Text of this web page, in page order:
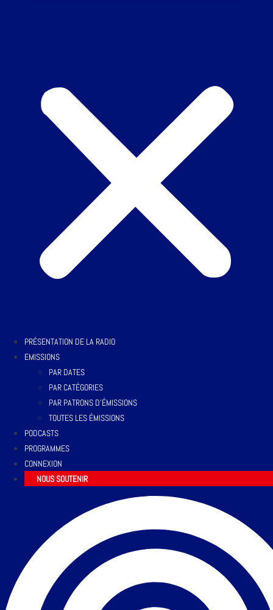
PRÉSENTATION DE LA RADIO
EMISSIONS
PAR DATES
PAR CATÉGORIES
PAR PATRONS D’ÉMISSIONS
TOUTES LES ÉMISSIONS
PODCASTS
PROGRAMMES
CONNEXION
NOUS SOUTENIR